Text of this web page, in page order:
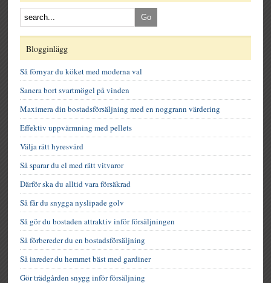
Blogginlägg
Så förnyar du köket med moderna val
Sanera bort svartmögel på vinden
Maximera din bostadsförsäljning med en noggrann värdering
Effektiv uppvärmning med pellets
Välja rätt hyresvärd
Så sparar du el med rätt vitvaror
Därför ska du alltid vara försäkrad
Så får du snygga nyslipade golv
Så gör du bostaden attraktiv inför försäljningen
Så förbereder du en bostadsförsäljning
Så inreder du hemmet bäst med gardiner
Gör trädgården snygg inför försäljning